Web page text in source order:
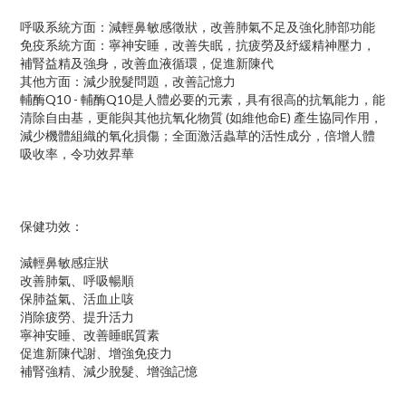
呼吸系統方面：減輕鼻敏感徵狀，改善肺氣不足及強化肺部功能
免疫系統方面：寧神安睡，改善失眠，抗疲勞及紓緩精神壓力，
補腎益精及強身，改善血液循環，促進新陳代
其他方面：減少脫髮問題，改善記憶力
輔酶Q10 - 輔酶Q10是人體必要的元素，具有很高的抗氧能力，能
清除自由基，更能與其他抗氧化物質 (如維他命E) 產生協同作用，
減少機體組織的氧化損傷；全面激活蟲草的活性成分，倍增人體
吸收率，令功效昇華
保健功效：
減輕鼻敏感症狀
改善肺氣、呼吸暢順
保肺益氣、活血止咳
消除疲勞、提升活力
寧神安睡、改善睡眠質素
促進新陳代謝、增強免疫力
補腎強精、減少脫髮、增強記憶